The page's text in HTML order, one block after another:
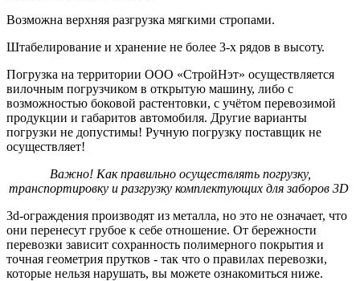
Возможна верхняя разгрузка мягкими стропами.
Штабелирование и хранение не более 3-х рядов в высоту.
Погрузка на территории ООО «СтройНэт» осуществляется
вилочным погрузчиком в открытую машину, либо с
возможностью боковой растентовки, с учётом перевозимой
продукции и габаритов автомобиля. Другие варианты
погрузки не допустимы! Ручную погрузку поставщик не
осуществляет!
Важно! Как правильно осуществлять погрузку,
транспортировку и разгрузку комплектующих для заборов 3D
3d-ограждения производят из металла, но это не означает, что
они перенесут грубое к себе отношение. От бережности
перевозки зависит сохранность полимерного покрытия и
точная геометрия прутков - так что о правилах перевозки,
которые нельзя нарушать, вы можете ознакомиться ниже.